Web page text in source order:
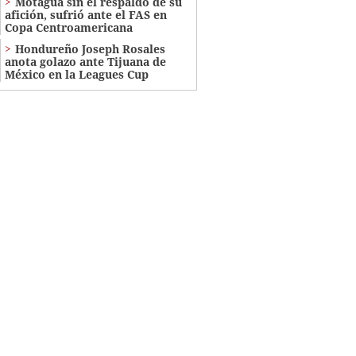
afición, sufrió ante el FAS en
Copa Centroamericana
Hondureño Joseph Rosales
anota golazo ante Tijuana de
México en la Leagues Cup